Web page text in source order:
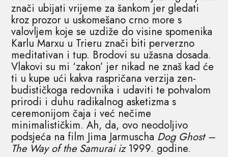
znači ubijati vrijeme za šankom jer gledati
kroz prozor u uskomešano crno more s
valovljem koje se uzdiže do visine spomenika
Karlu Marxu u Trieru znači biti perverzno
meditativan i tup. Brodovi su užasna dosada.
Vlakovi su mi ‘zakon’ jer nikad ne znaš kad će
ti u kupe ući kakva raspričana verzija zen-
budističkoga redovnika i udaviti te pohvalom
prirodi i duhu radikalnog asketizma s
ceremonijom čaja i već nečime
minimalističkim. Ah, da, ovo neodoljivo
podsjeća na film Jima Jarmuscha Dog Ghost –
The Way of the Samurai iz1999. godine.